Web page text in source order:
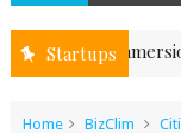
Startups
Immersion
Home BizClim